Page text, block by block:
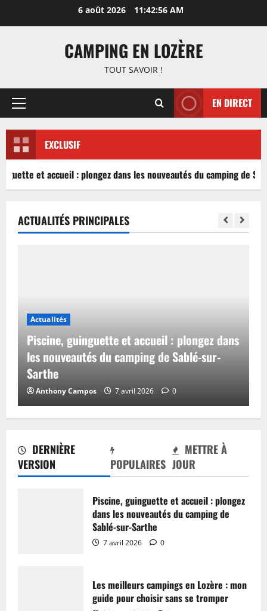
6 août 2026 11:42:56 AM
CAMPING EN LOZÈRE
TOUT SAVOIR !
Menu
EN DIRECT
EXCLUSIF
et accueil : plongez dans les nouveautés du camping de
DERNIÈRE
VERSION
POPULAIRES
METTRE À
JOUR
Piscine, guinguette et accueil : plongez
dans les nouveautés du camping de
Sablé-sur-Sarthe
7 avril 2026 0
Les meilleurs campings en Lozère : mon
guide pour choisir sans se tromper
ACTUALITÉS PRINCIPALES
Actualités
Piscine, guinguette et accueil : plongez dans
les nouveautés du camping de Sablé-sur-
Sarthe
Anthony Campos 7 avril 2026 0